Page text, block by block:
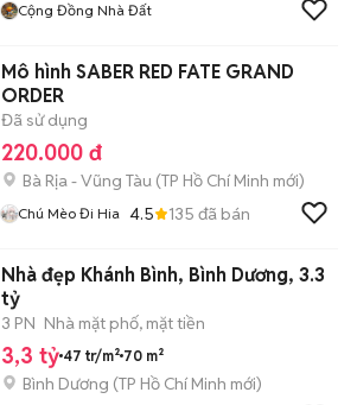
Cộng Đồng Nhà Đất
Mô hình SABER RED FATE GRAND
ORDER
Đã sử dụng
220.000 đ
Bà Rịa - Vũng Tàu (TP Hồ Chí Minh mới)
Chú Mèo Đi Hia 4.5 135 đã bán
Nhà đẹp Khánh Bình, Bình Dương, 3.3
tỷ
3 PN Nhà mặt phố, mặt tiền
3,3 tỷ 47 tr/m² 70 m²
Bình Dương (TP Hồ Chí Minh mới)